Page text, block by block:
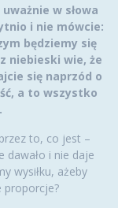
w słowa
i nie mówcie:
będziemy się
niebieski wie, że
się naprzód o
a to wszystko
to, co jest –
dawało i nie daje
wysiłku, ażeby
proporcje?